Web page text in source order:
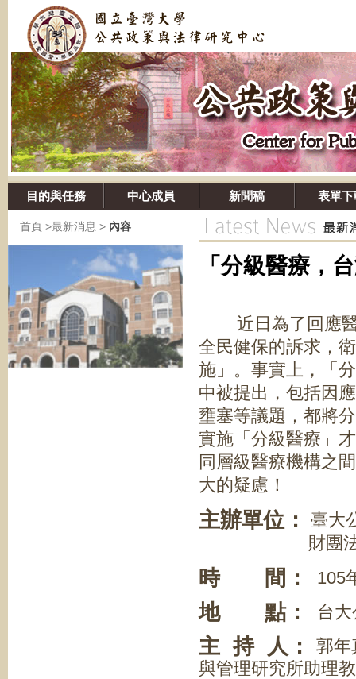
目的與任務 中心成員 新聞稿 表單下
首頁 >最新消息 > 內容
「分級醫療，
近日為了回應醫
全民健保的訴求，
施」。事實上，「
中被提出，包括因
壅塞等議題，都將
實施「分級醫療」
同層級醫療機構之
大的疑慮！
主辦單位：
臺大
財團法人台
時 間： 105
地 點： 台
主 持 人：
郭年
與管理研究